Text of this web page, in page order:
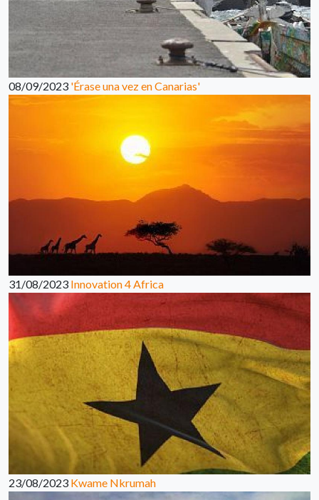
08/09/2023 'Érase una vez en Canarias'
31/08/2023 Innovation 4 Africa
23/08/2023 Kwame Nkrumah